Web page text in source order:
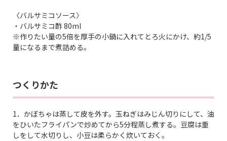
〈バルサミコソース〉
・バルサミコ酢 80ml
※作りたい量の5倍を厚手の小鍋に入れてとろ火にかけ、約1/5
量になるまで煮詰める。
つくりかた
1．かぼちゃは蒸して皮を外す。玉ねぎはみじん切りにして、油
をひいたフライパンで炒めてから5分程蒸し煮する。豆腐は重
しをして水切りし、小豆は柔らかく炊いておく。